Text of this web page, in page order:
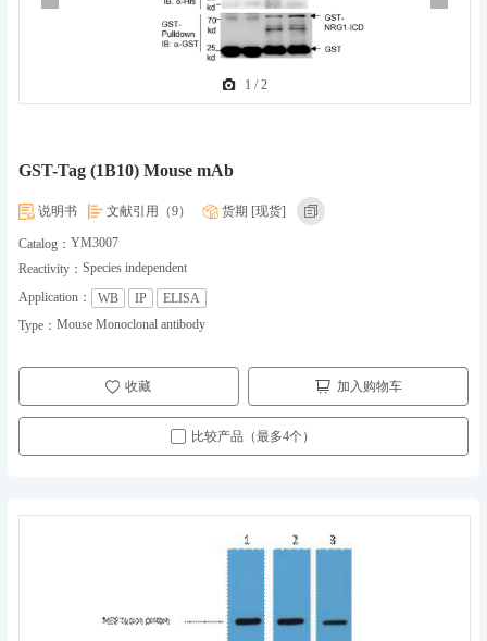
GST-Tag (1B10) Mouse mAb
说明书 文献引用（9） 货期 [现货]
Catalog： YM3007
Reactivity： Species independent
Application：
WB IP
ELISA
Type： Mouse Monoclonal antibody
1 /2
收藏 加入购物车
比较产品（最多4个）